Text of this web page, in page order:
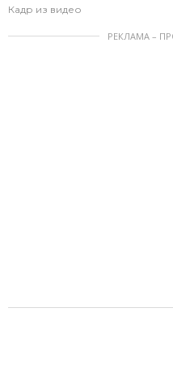
Кадр из видео
РЕКЛАМА –